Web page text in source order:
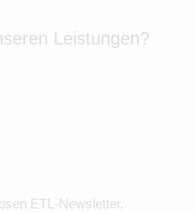
Leistungen?
ETL-Newsletter.